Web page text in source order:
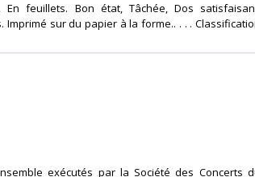
En feuillets. Bon état, Tâchée, Dos
Imprimé sur du papier à la forme.. . . .
exécutés par la Société des Concerts